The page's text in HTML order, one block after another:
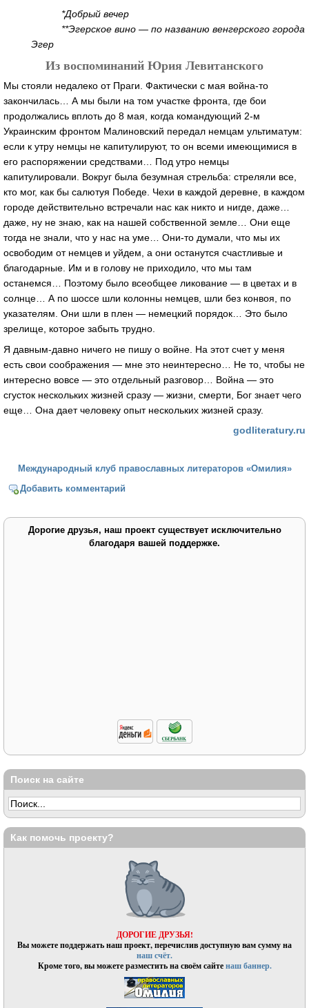
*Добрый вечер
**Эгерское вино — по названию венгерского города
Эгер
Из воспоминаний Юрия Левитанского
Мы стояли недалеко от Праги. Фактически с мая война-то
закончилась… А мы были на том участке фронта, где бои
продолжались вплоть до 8 мая, когда командующий 2-м
Украинским фронтом Малиновский передал немцам ультиматум:
если к утру немцы не капитулируют, то он всеми имеющимися в
его распоряжении средствами… Под утро немцы
капитулировали. Вокруг была безумная стрельба: стреляли все,
кто мог, как бы салютуя Победе. Чехи в каждой деревне, в каждом
городе действительно встречали нас как никто и нигде, даже…
даже, ну не знаю, как на нашей собственной земле… Они еще
тогда не знали, что у нас на уме… Они-то думали, что мы их
освободим от немцев и уйдем, а они останутся счастливые и
благодарные. Им и в голову не приходило, что мы там
останемся… Поэтому было всеобщее ликование — в цветах и в
солнце… А по шоссе шли колонны немцев, шли без конвоя, по
указателям. Они шли в плен — немецкий порядок… Это было
зрелище, которое забыть трудно.
Я давным-давно ничего не пишу о войне. На этот счет у меня
есть свои соображения — мне это неинтересно… Не то, чтобы не
интересно вовсе — это отдельный разговор… Война — это
сгусток нескольких жизней сразу — жизни, смерти, Бог знает чего
еще… Она дает человеку опыт нескольких жизней сразу.
godliteratury.ru
Международный клуб православных литераторов «Омилия»
Добавить комментарий
Дорогие друзья, наш проект существует исключительно
благодаря вашей поддержке.
Поиск на сайте
Как помочь проекту?
ДОРОГИЕ ДРУЗЬЯ!
Вы можете поддержать наш проект, перечислив доступную вам сумму на
наш счёт.
Кроме того, вы можете разместить на своём сайтенаш баннер.